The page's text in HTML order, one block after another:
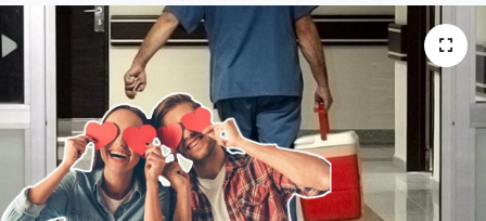
Eğlence
Ekonomi
Forum
Gerçeğin İzinde